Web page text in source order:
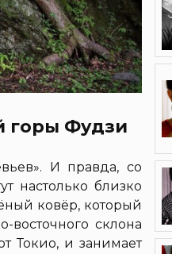
горы Фудзи
И правда, со
настолько близко
ковёр, который
склона
Токио, и занимает